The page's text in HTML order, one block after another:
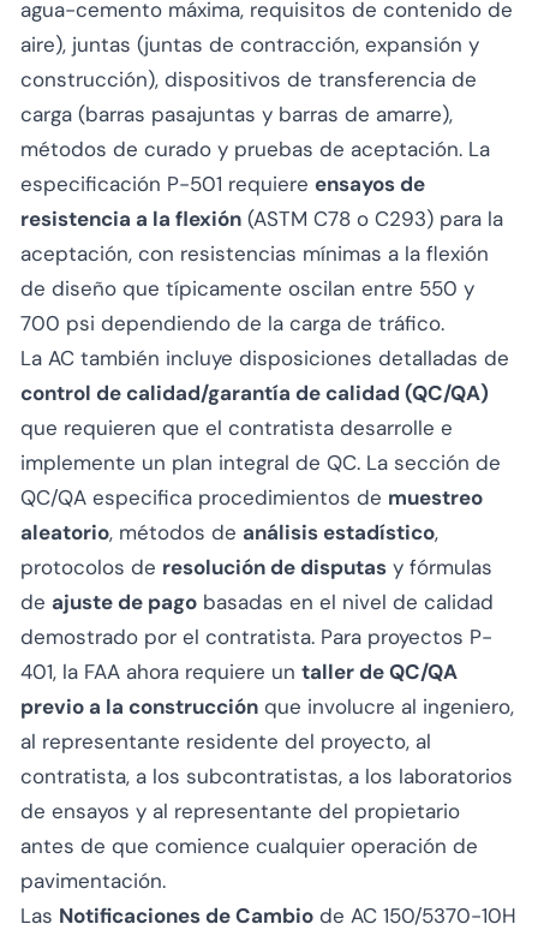
agua-cemento máxima, requisitos de contenido de
aire), juntas (juntas de contracción, expansión y
construcción), dispositivos de transferencia de
carga (barras pasajuntas y barras de amarre),
métodos de curado y pruebas de aceptación. La
especificación P-501 requiere ensayos de
resistencia a la flexión (ASTM C78 o C293) para la
aceptación, con resistencias mínimas a la flexión
de diseño que típicamente oscilan entre 550 y
700 psi dependiendo de la carga de tráfico.
La AC también incluye disposiciones detalladas de
control de calidad/garantía de calidad (QC/QA)
que requieren que el contratista desarrolle e
implemente un plan integral de QC. La sección de
QC/QA especifica procedimientos de muestreo
aleatorio, métodos de análisis estadístico,
protocolos de resolución de disputas y fórmulas
de ajuste de pago basadas en el nivel de calidad
demostrado por el contratista. Para proyectos P-
401, la FAA ahora requiere un taller de QC/QA
previo a la construcción que involucre al ingeniero,
al representante residente del proyecto, al
contratista, a los subcontratistas, a los laboratorios
de ensayos y al representante del propietario
antes de que comience cualquier operación de
pavimentación.
Las Notificaciones de Cambio de AC 150/5370-10H